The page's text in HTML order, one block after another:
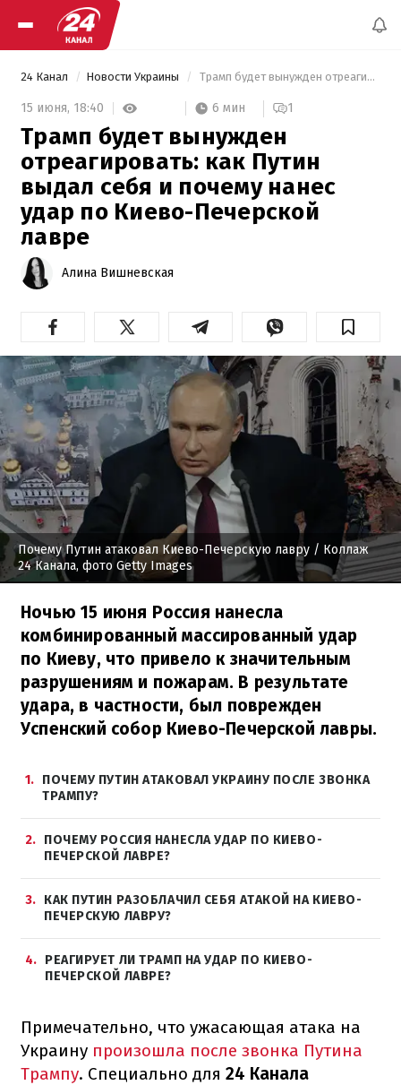
24 Канал Новости Украины Трамп будет вынужден отреагировать: как Путин выдал себя и почему нанес удар по Киево-Печерской лавре
15 июня, 18:40 6 мин 1
Трамп будет вынужден
отреагировать: как Путин
выдал себя и почему нанес
удар по Киево-Печерской
лавре
Алина Вишневская
Почему Путин атаковал Киево-Печерскую лавру / Коллаж
24 Канала, фото Getty Images
Ночью 15 июня Россия нанесла
комбинированный массированный удар
по Киеву, что привело к значительным
разрушениям и пожарам. В результате
удара, в частности, был поврежден
Успенский собор Киево-Печерской лавры.
1
ПОЧЕМУ ПУТИН АТАКОВАЛ УКРАИНУ ПОСЛЕ ЗВОНКА
ТРАМПУ?
2
ПОЧЕМУ РОССИЯ НАНЕСЛА УДАР ПО КИЕВО-
ПЕЧЕРСКОЙ ЛАВРЕ?
3
КАК ПУТИН РАЗОБЛАЧИЛ СЕБЯ АТАКОЙ НА КИЕВО-
ПЕЧЕРСКУЮ ЛАВРУ?
4
РЕАГИРУЕТ ЛИ ТРАМП НА УДАР ПО КИЕВО-
ПЕЧЕРСКОЙ ЛАВРЕ?
Примечательно, что ужасающая атака на
Украину произошла после звонка Путина
Трампу. Специально для 24 Канала